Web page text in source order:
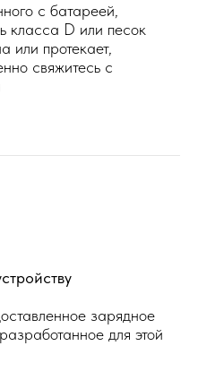
с батареей,
класса D или песок
или протекает,
свяжитесь с
зарядное
для этой